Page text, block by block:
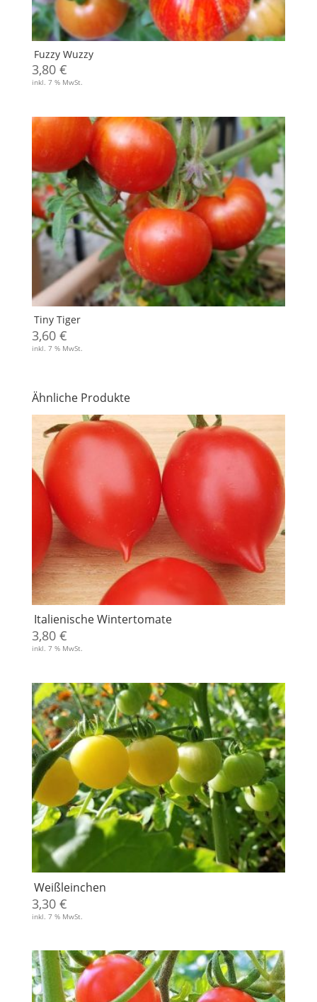
Fuzzy Wuzzy
3,80 €
inkl. 7 % MwSt.
Tiny Tiger
3,60 €
inkl. 7 % MwSt.
Ähnliche Produkte
Italienische Wintertomate
3,80 €
inkl. 7 % MwSt.
Weißleinchen
3,30 €
inkl. 7 % MwSt.